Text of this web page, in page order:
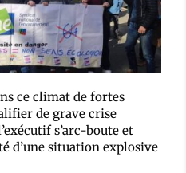
ce climat de fortes
de grave crise
s’arc-boute et
d’une situation explosive